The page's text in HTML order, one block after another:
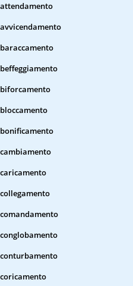
attendamento
avvicendamento
baraccamento
beffeggiamento
biforcamento
bloccamento
bonificamento
cambiamento
caricamento
collegamento
comandamento
conglobamento
conturbamento
coricamento